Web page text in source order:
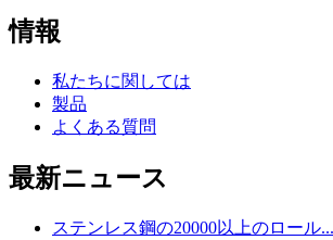
情報
私たちに関しては
製品
よくある質問
最新ニュース
ステンレス鋼の20000以上のロール...